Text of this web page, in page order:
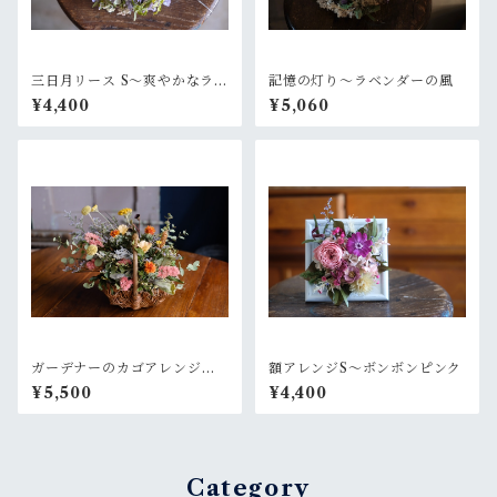
三日月リース S〜爽やかなラベ
ンダーグリーン
¥4,400
記憶の灯り〜ラベンダーの風
¥5,060
ガーデナーのカゴアレンジM~
オレンジ黄色【オーダー後制
作】
¥5,500
額アレンジS〜ボンボンピンク
¥4,400
Category